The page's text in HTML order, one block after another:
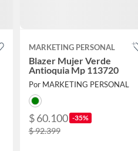
MARKETING PERSONAL
Blazer Mujer Verde
Antioquia Mp 113720
Por MARKETING PERSONAL
$ 60.100 -35%
$ 92.399